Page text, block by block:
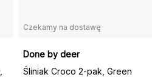
Czekamy na dostawę
Done by deer
Śliniak Croco 2-pak, Green